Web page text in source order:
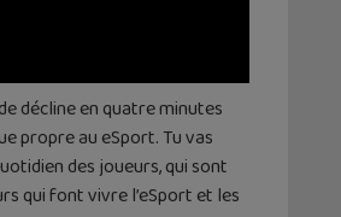
décline en quatre minutes
propre au eSport. Tu vas
des joueurs, qui sont
qui font vivre l’eSport et les